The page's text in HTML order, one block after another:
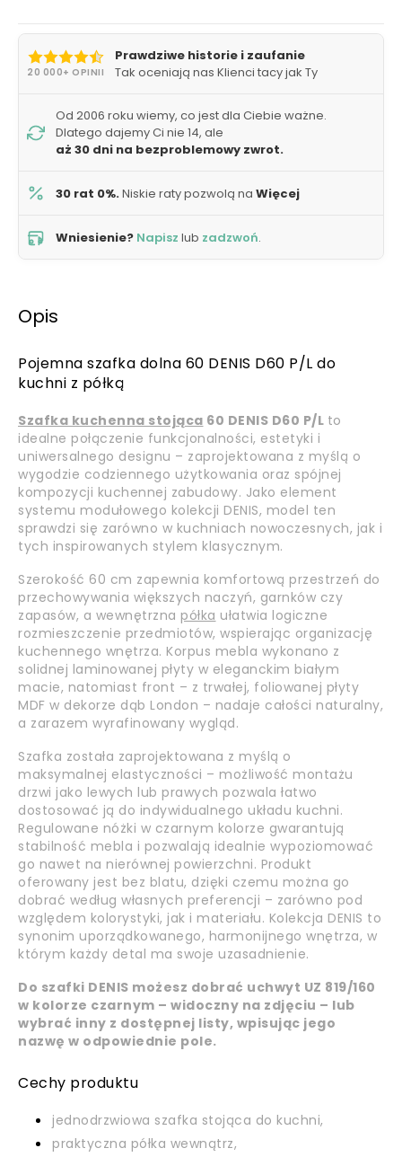
20 000+ OPINII
Prawdziwe historie i zaufanie
Tak oceniają nas Klienci tacy jak Ty
Od 2006 roku wiemy, co jest dla Ciebie ważne.
Dlatego dajemy Ci nie 14, ale
aż 30 dni na bezproblemowy zwrot.
30 rat 0%.Niskie raty pozwolą na Więcej
Wniesienie? Napisz lub zadzwoń.
Opis
Pojemna szafka dolna 60 DENIS D60 P/L do
kuchni z półką
Szafka kuchenna stojąca 60 DENIS D60 P/L to
idealne połączenie funkcjonalności, estetyki i
uniwersalnego designu – zaprojektowana z myślą o
wygodzie codziennego użytkowania oraz spójnej
kompozycji kuchennej zabudowy. Jako element
systemu modułowego kolekcji DENIS, model ten
sprawdzi się zarówno w kuchniach nowoczesnych, jak i
tych inspirowanych stylem klasycznym.
Szerokość 60 cm zapewnia komfortową przestrzeń do
przechowywania większych naczyń, garnków czy
zapasów, a wewnętrzna półka ułatwia logiczne
rozmieszczenie przedmiotów, wspierając organizację
kuchennego wnętrza. Korpus mebla wykonano z
solidnej laminowanej płyty w eleganckim białym
macie, natomiast front – z trwałej, foliowanej płyty
MDF w dekorze dąb London – nadaje całości naturalny,
a zarazem wyrafinowany wygląd.
Szafka została zaprojektowana z myślą o
maksymalnej elastyczności – możliwość montażu
drzwi jako lewych lub prawych pozwala łatwo
dostosować ją do indywidualnego układu kuchni.
Regulowane nóżki w czarnym kolorze gwarantują
stabilność mebla i pozwalają idealnie wypoziomować
go nawet na nierównej powierzchni. Produkt
oferowany jest bez blatu, dzięki czemu można go
dobrać według własnych preferencji – zarówno pod
względem kolorystyki, jak i materiału. Kolekcja DENIS to
synonim uporządkowanego, harmonijnego wnętrza, w
którym każdy detal ma swoje uzasadnienie.
Do szafki DENIS możesz dobrać uchwyt UZ 819/160
w kolorze czarnym – widoczny na zdjęciu – lub
wybrać inny z dostępnej listy, wpisując jego
nazwę w odpowiednie pole.
Cechy produktu
jednodrzwiowa szafka stojąca do kuchni,
praktyczna półka wewnątrz,